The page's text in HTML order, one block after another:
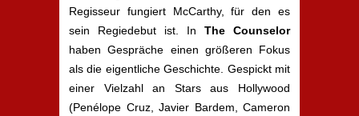
Regisseur fungiert McCarthy, für den es
sein Regiedebut ist. In The Counselor
haben Gespräche einen größeren Fokus
als die eigentliche Geschichte. Gespickt mit
einer Vielzahl an Stars aus Hollywood
(Penélope Cruz, Javier Bardem, Cameron